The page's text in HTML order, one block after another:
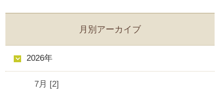
月別アーカイブ
2026年
7月 [2]